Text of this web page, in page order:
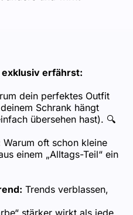
exklusiv erfährst:
dein perfektes Outfit
Schrank hängt
übersehen hast). 🔍
Warum oft schon kleine
einem „Alltags-Teil“ ein
Trends verblassen,
stärker wirkt als jede